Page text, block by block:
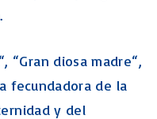
“Gran diosa madre“,
fecundadora de la
y del